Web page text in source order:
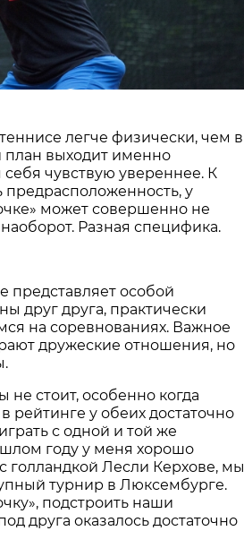
легче физически, чем в
выходит именно
чувствую увереннее. К
у
может совершенно не
Разная специфика.
представляет особой
друг друга, практически
на соревнованиях. Важное
дружеские отношения, но
не стоит, особенно когда
рейтинге у обеих достаточно
с одной и той же
году у меня хорошо
голландкой Лесли Керхове, мы
турнир в Люксембурге.
подстроить наши
друга оказалось достаточно